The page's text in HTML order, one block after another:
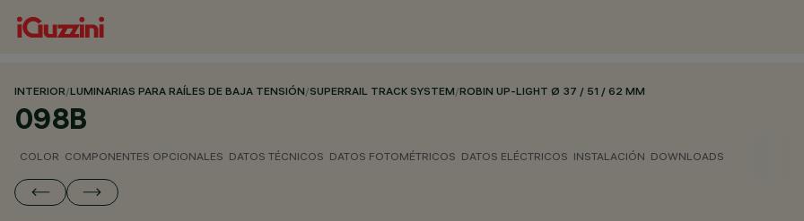
INTERIOR/LUMINARIAS PARA RAÍLES DE BAJA TENSIÓN/SUPERRAIL TRACK SYSTEM/ROBIN UP-LIGHT Ø 37 / 51 / 62 MM
098B
COLOR COMPONENTES OPCIONALES DATOS TÉCNICOS DATOS FOTOMÉTRICOS DATOS ELÉCTRICOS INSTALACIÓN DOWNLOADS